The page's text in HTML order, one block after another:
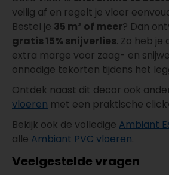
veilig af en regelt je vloer
Bestel je 35 m² of meer? Dan
gratis 15% snijverlies. Zo heb
extra marge voor zaag- en
onnodige tekorten tijdens het
Ontdek naast dit decor ook
vloeren met een praktische
Bekijk ook de volledige Ambiant
alle Ambiant PVC vloeren.
Veelgestelde vragen